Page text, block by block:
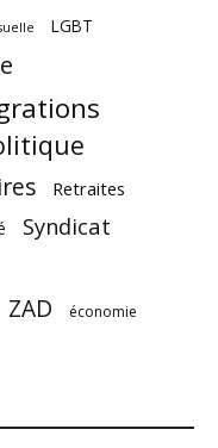
LGBT
Retraites
Syndicat
ZAD économie